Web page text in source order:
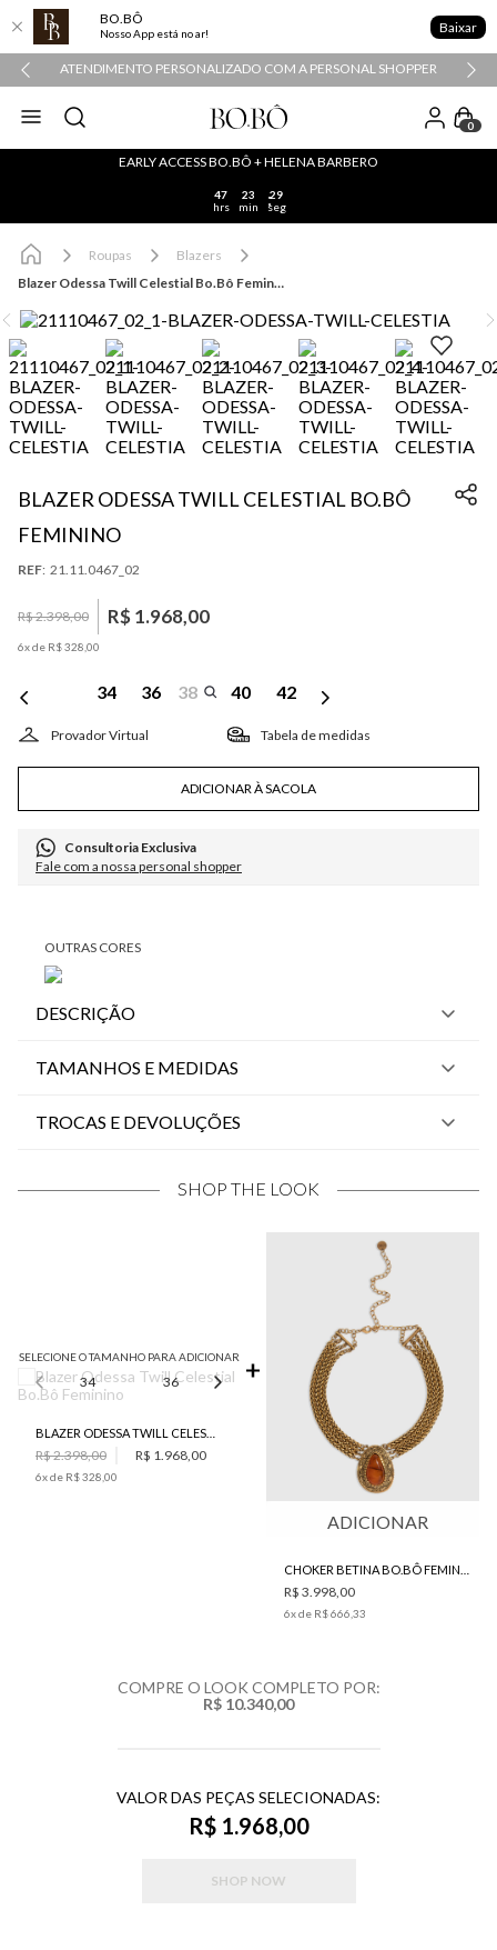
BO.BÔ
Nosso App está no ar! Baixar
ATENDIMENTO PERSONALIZADO COM A PERSONAL SHOPPER
0
EARLY ACCESS BO.BÔ + HELENA BARBERO
47
hrs
23
min
29
seg
Roupas
Blazers
Blazer Odessa Twill Celestial Bo.Bô Feminino
BLAZER ODESSA TWILL CELESTIAL BO.BÔ
FEMININO
: 21.11.0467_02
R$2.398,00 R$1.968,00
6x de R$328 00
34 36 38 40 42
Tabela de medidas
ADICIONAR À SACOLA
Consultoria Exclusiva
Fale com a nossa personal shopper
DESCRIÇÃO
TAMANHOS E MEDIDAS
TROCAS E DEVOLUÇÕES
SHOP THE LOOK
SELECIONE O TAMANHO PARA ADICIONAR
34 36 40 42 44
R$ 2.398,00 R$ 1.968,00
6x de R$ 328,00
ADICIONAR
R$ 3.998,00
6x de R$ 666,33
COMPRE O LOOK COMPLETO POR:
R$ 10.340,00
VALOR DAS PEÇAS SELECIONADAS:
R$ 1.968,00
SHOP NOW